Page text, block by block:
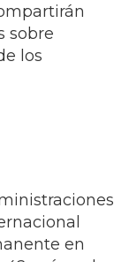
sobre
los
en